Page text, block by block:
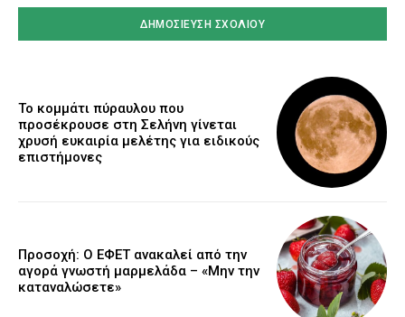
Το κομμάτι πύραυλου που
προσέκρουσε στη Σελήνη γίνεται
χρυσή ευκαιρία μελέτης για ειδικούς
επιστήμονες
Προσοχή: Ο ΕΦΕΤ ανακαλεί από την
αγορά γνωστή μαρμελάδα – «Μην την
καταναλώσετε»